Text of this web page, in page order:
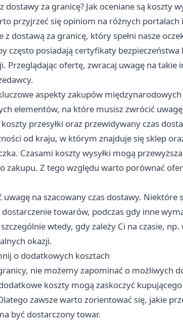
dostawy za granicę? Jak oceniane są koszty
przyjrzeć się opiniom na różnych portalach
dostawą za granicę, który spełni nasze
często posiadają certyfikaty bezpieczeństwa
Przeglądając ofertę, zwracaj uwagę na
aspekty zakupów międzynarodowych
elementów, na które musisz zwrócić
przesyłki oraz przewidywany czas
od kraju, w którym znajduje się sklep
Czasami koszty wysyłki mogą
zakupu. Z tego względu warto porównać
na szacowany czas dostawy. Niektóre
towarów, podczas gdy inne
wtedy, gdy zależy Ci na czasie,
okazji.
o dodatkowych kosztach
nie możemy zapominać o możliwych
koszty mogą zaskoczyć
zawsze warto zorientować się, jakie
być dostarczony towar.